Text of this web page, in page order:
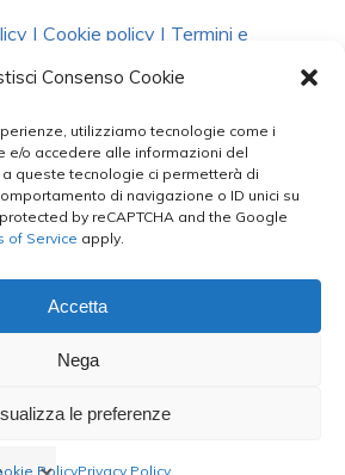
Consenso Cookie
utilizziamo tecnologie come i
e/o accedere alle informazioni del
queste tecnologie ci permetterà di
di navigazione o ID unici su
by reCAPTCHA and the Google
of Service apply.
Accetta
Nega
le preferenze
PolicyPrivacy Policy
| Cookie policy | Termini e
|Richiedi Dati
instagram whatsappphone
email
Le Bontà del Capo ©